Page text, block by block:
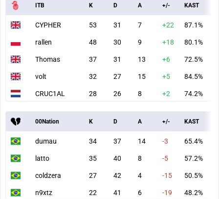
ITB K D A +/- KAST
CYPHER 53 31 7 +22 87.1%
rallen 48 30 9 +18 80.1%
Thomas 37 31 13 +6 72.5%
volt 32 27 15 +5 84.5%
CRUC1AL 28 26 8 +2 74.2%
00Nation K D A +/- KAST
dumau 34 37 14 -3 65.4%
latto 35 40 8 -5 57.2%
coldzera 27 42 4 -15 50.5%
n9xtz 22 41 6 -19 48.2%